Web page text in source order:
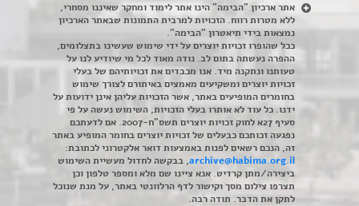
אתר ארכיון "הבימה" הינו אתר לימוד ומחקר שאיננו מסחרי,
ללא מטרות רווח. הזכויות למרבית התמונות שבאתר הארכיון
נמצאות בידי תיאטרון "הבימה".
ככל שהופרו זכויות יוצרים על ידי שימוש שעשינו בתצלומים,
ההפרה נעשתה בתום לב. נודה מאוד לכל מי שיודיע לנו על
טעותנו ונתקנה מיד. אנו מכבדים את זכויותיהם של בעלי
זכויות יוצרים ומשקיעים מאמצים באיתורם לצורך שימוש
בחומרים המופיעים באתר, אשר הזכויות עליהן אינן ידועות על
ידנו. כל עוד לא אותרו בעלי הזכויות, השימוש נעשה על פי
סעיף 27א לחוק זכויות יוצרים תשס"ח-2007. אם לדעתכם
נפגעה זכותכם כבעלים של זכויות יוצרים בחומר המופיע באתר
זה, הנכם רשאים לפנות באמצעות דואר אלקטרוני לכתובת:
archive@habima.org.il, בבקשה לחדול מעשיית השימוש
ביצירה/מתן קרדיט. אנא ציינו שם מלא ומספר טלפון וכן
תצרפו צילום מסך וקישור לדף הרלוונטי באתר, על מנת שנוכל
לתקן את הדבר. תודה רבה.